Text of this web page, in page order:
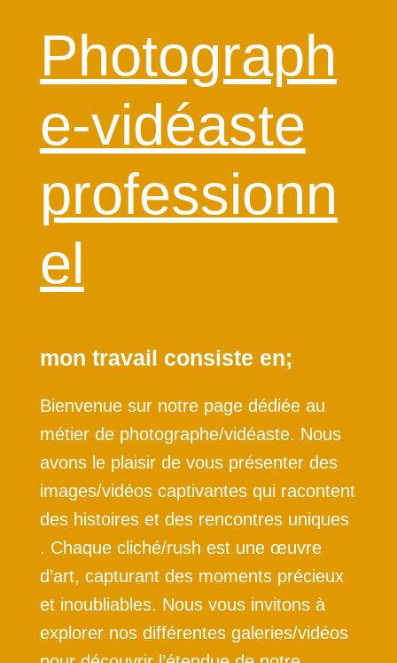
Photograph
e-vidéaste
professionn
el
mon travail consiste en;
Bienvenue sur notre page dédiée au
métier de photographe/vidéaste. Nous
avons le plaisir de vous présenter des
images/vidéos captivantes qui racontent
des histoires et des rencontres uniques
. Chaque cliché/rush est une œuvre
d’art, capturant des moments précieux
et inoubliables. Nous vous invitons à
explorer nos différentes galeries/vidéos